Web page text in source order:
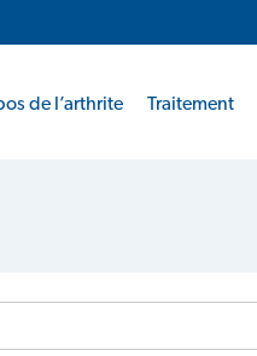
de l’arthrite Traitement